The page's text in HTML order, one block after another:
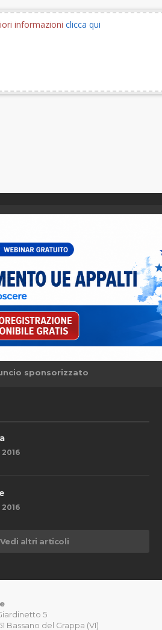
informazioni clicca qui
sponsorizzato
Vedi altri articoli
5
Bassano del Grappa (VI)